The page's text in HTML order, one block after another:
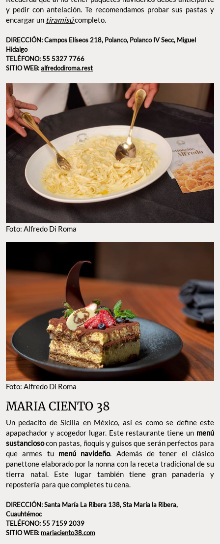
y pedir con antelación. Te recomendamos probar sus pastas y
encargar un tiramisúcompleto.
DIRECCIÓN: Campos Elíseos 218, Polanco, Polanco IV Secc, Miguel
Hidalgo
TELÉFONO: 55 5327 7766
SITIO WEB:alfredodiroma.rest
Foto: Alfredo Di Roma
Foto: Alfredo Di Roma
MARIA CIENTO 38
Un pedacito deSicilia en México, así es como se define este
apapachador y acogedor lugar. Este restaurante tiene un menú
sustanciosocon pastas, ñoquis y guisos que serán perfectos para
que armes tu menú navideño. Además de tener el clásico
panettone elaborado por la nonna con la receta tradicional de su
tierra natal. Este lugar también tiene gran panadería y
repostería para que completes tu cena.
DIRECCIÓN: Santa María La Ribera 138, Sta María la Ribera,
Cuauhtémoc
TELÉFONO: 55 7159 2039
SITIO WEB: mariaciento38.com